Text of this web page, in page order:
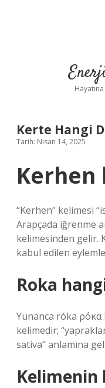
Kerte Hangi
Tarih: Nisan 14, 2025
Kerhen
“Kerhen” kelimesi
Arapçada iğrenme
kelimesinden gelir.
kabul edilen
Roka
Yunanca róka
kelimedir;
sativa” anlamına
Kelimenin